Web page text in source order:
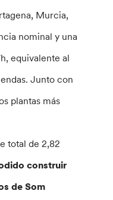
Murcia,
nominal y una
equivalente al
Junto con
plantas más
total de 2,82
construir
de Som